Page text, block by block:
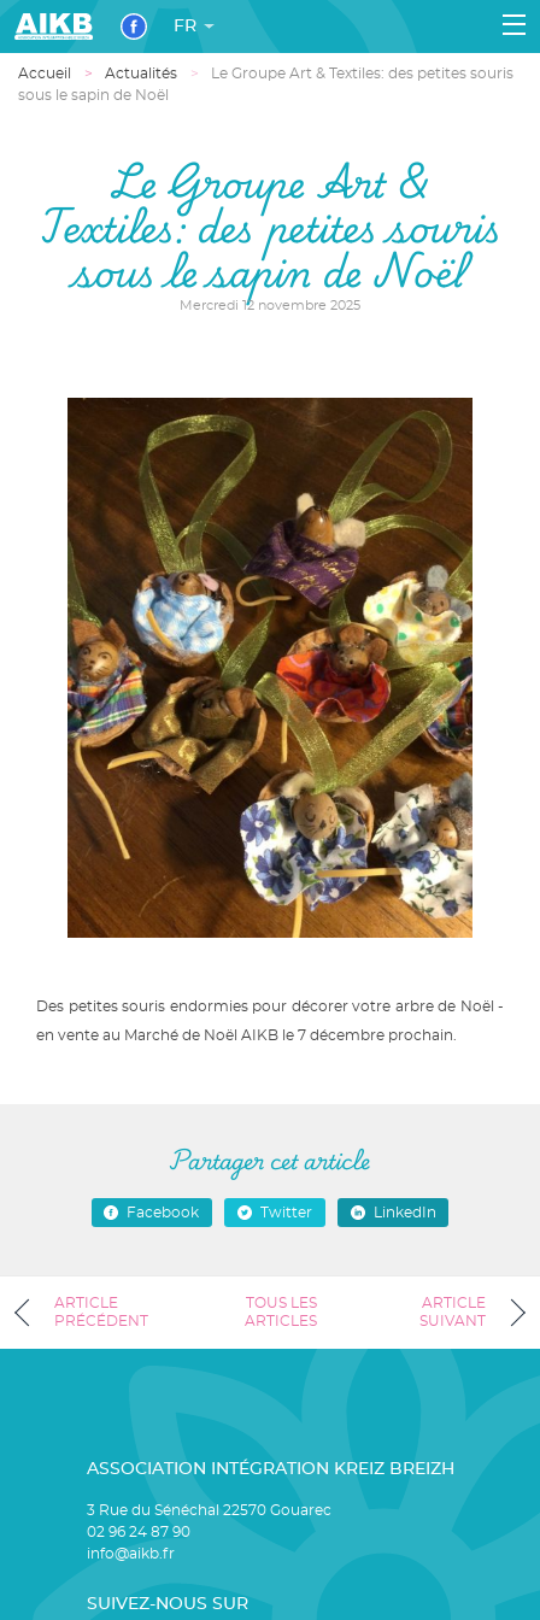
FR
Accueil Actualités
Le Groupe Art & Textiles: des petites souris
sous le sapin de Noël
Le Groupe Art &
Textiles: des petites souris
sous le sapin de Noël
Mercredi 12 novembre 2025
Des petites souris endormies pour décorer votre arbre de Noël -
en vente au Marché de Noël AIKB le 7 décembre prochain.
Partager cet article
Facebook Twitter LinkedIn
ARTICLE
PRÉCÉDENT
TOUS LES
ARTICLES
ARTICLE
SUIVANT
ASSOCIATION INTÉGRATION KREIZ BREIZH
3 Rue du Sénéchal 22570 Gouarec
02 96 24 87 90
info@aikb.fr
SUIVEZ-NOUS SUR